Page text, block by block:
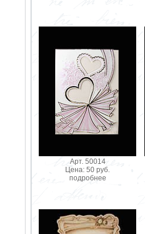
Арт. 50014
Цена: 50 руб.
подробнее